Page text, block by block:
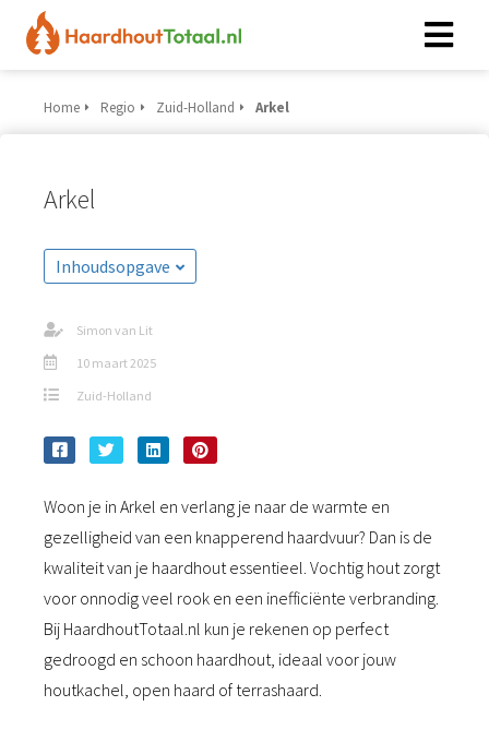
Home Regio Zuid-Holland Arkel
Arkel
Inhoudsopgave
Simon van Lit
10 maart 2025
Zuid-Holland
Woon je in Arkel en verlang je naar de warmte en
gezelligheid van een knapperend haardvuur? Dan is de
kwaliteit van je haardhout essentieel. Vochtig hout zorgt
voor onnodig veel rook en een inefficiënte verbranding.
Bij HaardhoutTotaal.nl kun je rekenen op perfect
gedroogd en schoon haardhout, ideaal voor jouw
houtkachel, open haard of terrashaard.